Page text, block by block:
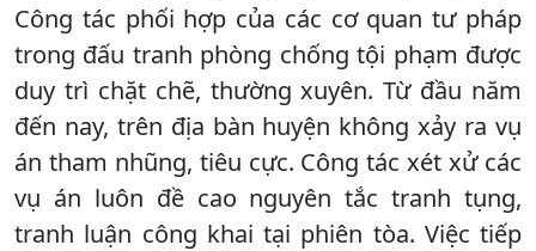
Công tác phối hợp của các cơ quan tư pháp
trong đấu tranh phòng chống tội phạm được
duy trì chặt chẽ, thường xuyên. Từ đầu năm
đến nay, trên địa bàn huyện không xảy ra vụ
án tham nhũng, tiêu cực. Công tác xét xử các
vụ án luôn đề cao nguyên tắc tranh tụng,
tranh luận công khai tại phiên tòa. Việc tiếp